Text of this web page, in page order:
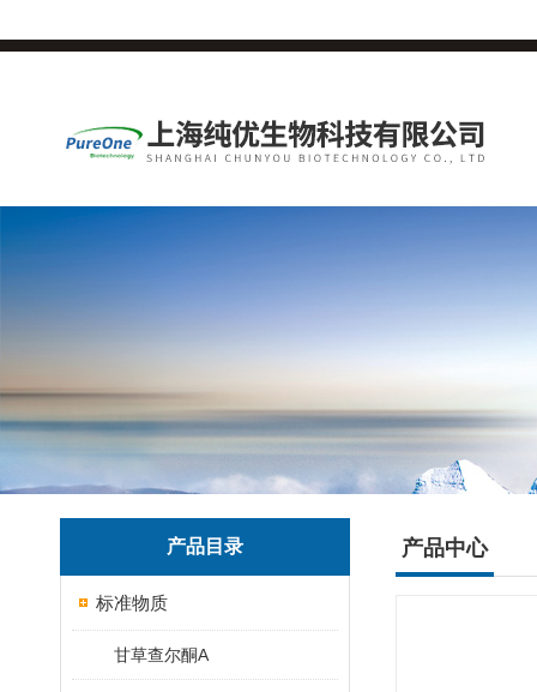
产品目录
标准物质
甘草查尔酮A
产品中心